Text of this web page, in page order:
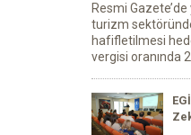
Resmi
turizm
hafifletilmesi
vergisi oranında